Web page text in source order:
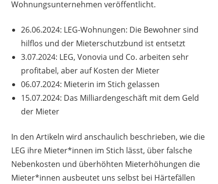
Wohnungsunternehmen veröffentlicht.
26.06.2024: LEG-Wohnungen: Die Bewohner sind
hilflos und der Mieterschutzbund ist entsetzt
3.07.2024: LEG, Vonovia und Co. arbeiten sehr
profitabel, aber auf Kosten der Mieter
06.07.2024: Mieterin im Stich gelassen
15.07.2024: Das Milliardengeschäft mit dem Geld
der Mieter
In den Artikeln wird anschaulich beschrieben, wie die
LEG ihre Mieter*innen im Stich lässt, über falsche
Nebenkosten und überhöhten Mieterhöhungen die
Mieter*innen ausbeutet uns selbst bei Härtefällen